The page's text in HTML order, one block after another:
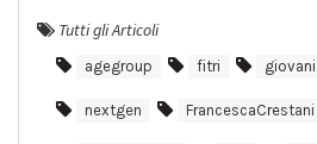
Tutti gli Articoli
agegroup fitri giovani
nextgen FrancescaCrestani